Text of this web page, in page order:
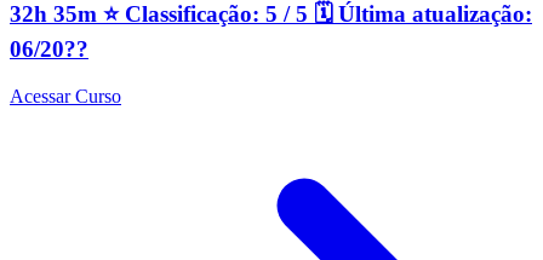
32h 35m ⭐️ Classificação: 5 / 5 🗓 Última atualização:
06/20??
Acessar Curso